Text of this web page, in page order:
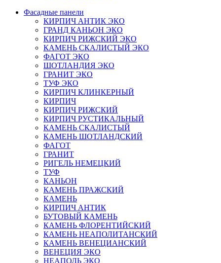
Фасадные панели
КИРПИЧ АНТИК ЭКО
ГРАНД КАНЬОН ЭКО
КИРПИЧ РИЖСКИЙ ЭКО
КАМЕНЬ СКАЛИСТЫЙ ЭКО
ФАГОТ ЭКО
ШОТЛАНДИЯ ЭКО
ГРАНИТ ЭКО
ТУФ ЭКО
КИРПИЧ КЛИНКЕРНЫЙ
КИРПИЧ
КИРПИЧ РИЖСКИЙ
КИРПИЧ РУСТИКАЛЬНЫЙ
КАМЕНЬ СКАЛИСТЫЙ
КАМЕНЬ ШОТЛАНДСКИЙ
ФАГОТ
ГРАНИТ
РИГЕЛЬ НЕМЕЦКИЙ
ТУФ
КАНЬОН
КАМЕНЬ ПРАЖСКИЙ
КАМЕНЬ
КИРПИЧ АНТИК
БУТОВЫЙ КАМЕНЬ
КАМЕНЬ ФЛОРЕНТИЙСКИЙ
КАМЕНЬ НЕАПОЛИТАНСКИЙ
КАМЕНЬ ВЕНЕЦИАНСКИЙ
ВЕНЕЦИЯ ЭКО
НЕАПОЛЬ ЭКО